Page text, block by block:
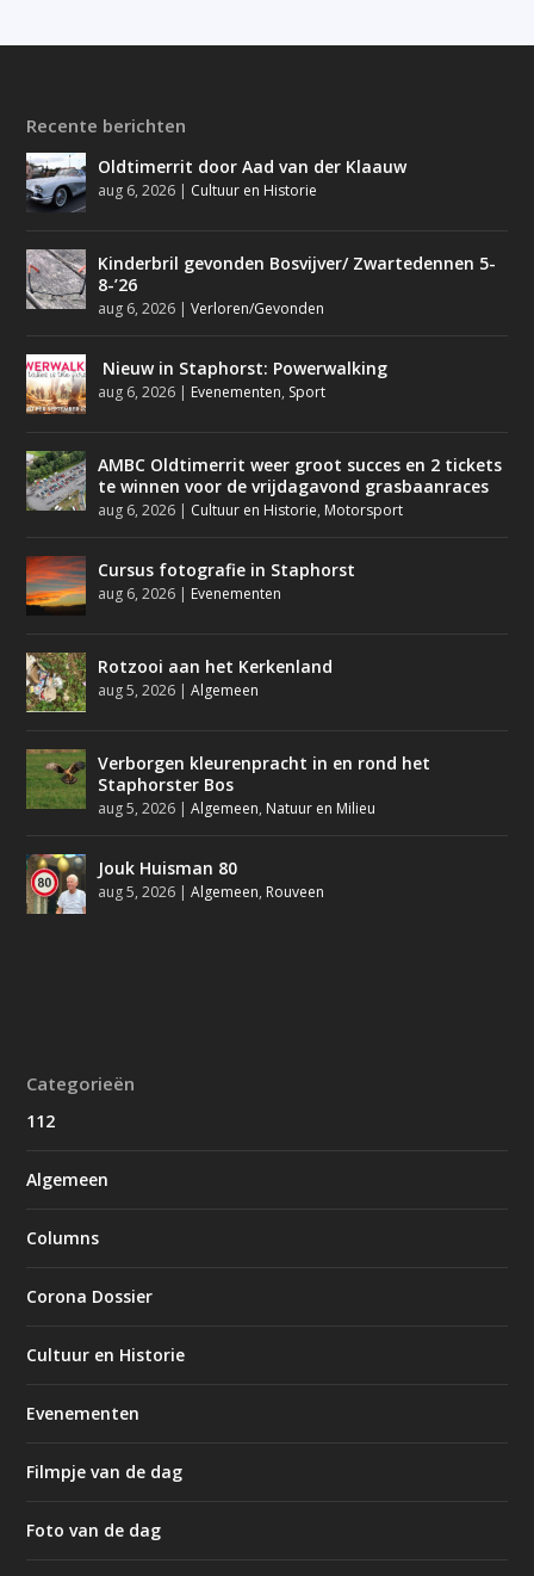
Recente berichten
Oldtimerrit door Aad van der Klaauw
aug 6, 2026 | Cultuur en Historie
Kinderbril gevonden Bosvijver/ Zwartedennen 5-
8-’26
aug 6, 2026 |Verloren/Gevonden
Nieuw in Staphorst: Powerwalking
aug 6, 2026 | Evenementen, Sport
AMBC Oldtimerrit weer groot succes en 2 tickets
te winnen voor de vrijdagavond grasbaanraces
aug 6, 2026 | Cultuur en Historie, Motorsport
Cursus fotografie in Staphorst
aug 6, 2026 | Evenementen
Rotzooi aan het Kerkenland
aug 5, 2026 |Algemeen
Verborgen kleurenpracht in en rond het
Staphorster Bos
aug 5, 2026 |Algemeen, Natuur en Milieu
Jouk Huisman 80
aug 5, 2026 |Algemeen, Rouveen
Categorieën
112
Algemeen
Columns
Corona Dossier
Cultuur en Historie
Evenementen
Filmpje van de dag
Foto van de dag